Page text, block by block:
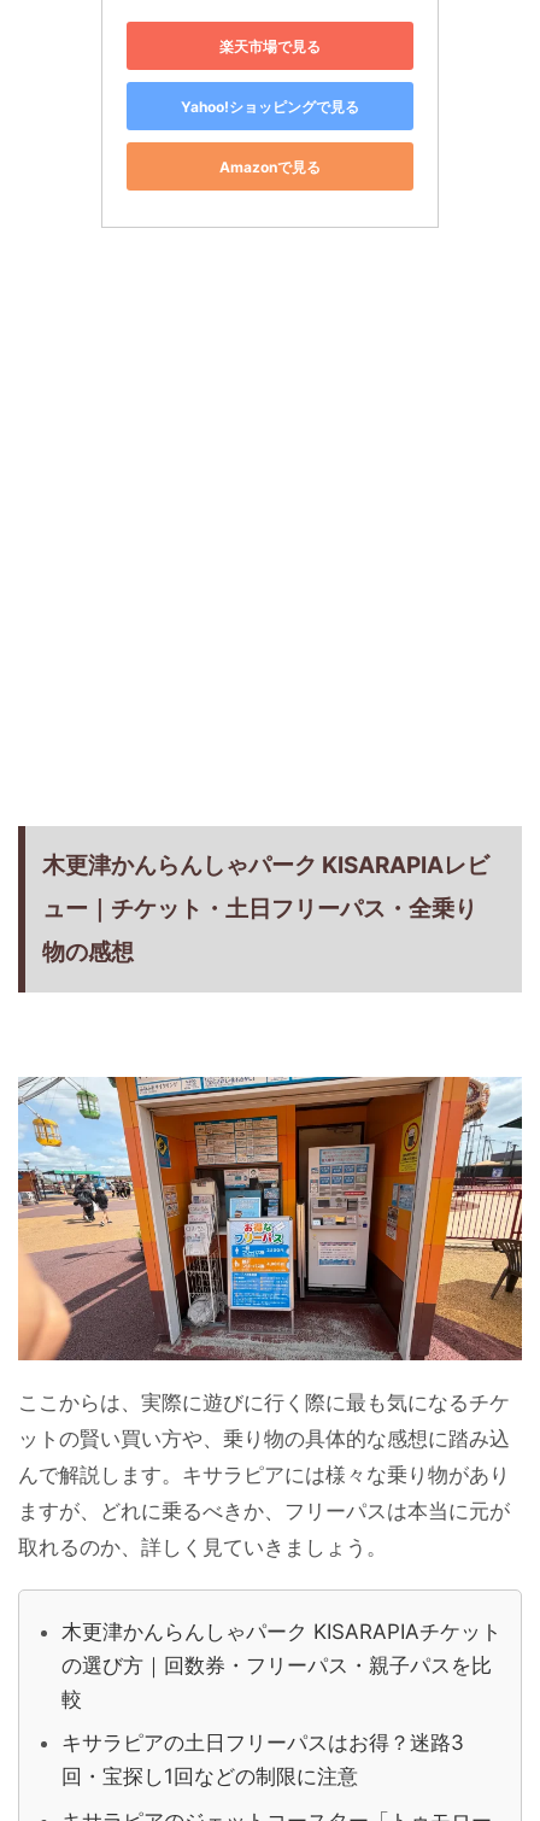
楽天市場で見る
Yahoo!ショッピングで見る
Amazonで見る
木更津かんらんしゃパーク KISARAPIAレビ
ュー｜チケット・土日フリーパス・全乗り
物の感想
ここからは、実際に遊びに行く際に最も気になるチケ
ットの賢い買い方や、乗り物の具体的な感想に踏み込
んで解説します。キサラピアには様々な乗り物があり
ますが、どれに乗るべきか、フリーパスは本当に元が
取れるのか、詳しく見ていきましょう。
木更津かんらんしゃパーク KISARAPIAチケット
の選び方｜回数券・フリーパス・親子パスを比
較
キサラピアの土日フリーパスはお得？迷路3
回・宝探し1回などの制限に注意